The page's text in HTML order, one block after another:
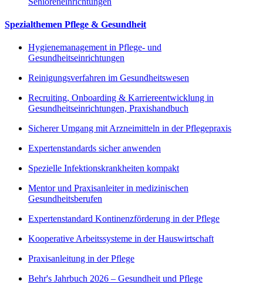
Spezialthemen Pflege & Gesundheit
Hygienemanagement in Pflege- und
Gesundheitseinrichtungen
Reinigungsverfahren im Gesundheitswesen
Recruiting, Onboarding & Karriereentwicklung in
Gesundheitseinrichtungen, Praxishandbuch
Sicherer Umgang mit Arzneimitteln in der Pflegepraxis
Expertenstandards sicher anwenden
Spezielle Infektionskrankheiten kompakt
Mentor und Praxisanleiter in medizinischen
Gesundheitsberufen
Expertenstandard Kontinenzförderung in der Pflege
Kooperative Arbeitssysteme in der Hauswirtschaft
Praxisanleitung in der Pflege
Behr's Jahrbuch 2026 – Gesundheit und Pflege